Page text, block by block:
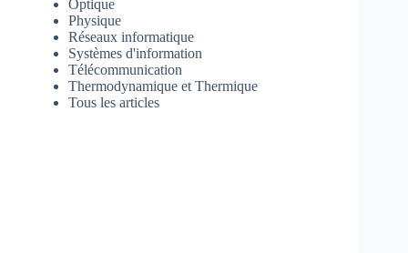
Optique
Physique
Réseaux informatique
Systèmes d'information
Télécommunication
Thermodynamique et Thermique
Tous les articles